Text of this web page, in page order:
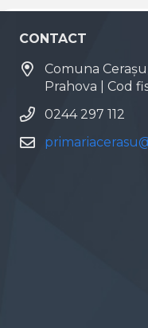
CONTACT
Comuna
Prahova | Cod
0244 297 112